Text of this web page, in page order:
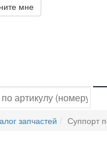
мне
запчастей Суппорт